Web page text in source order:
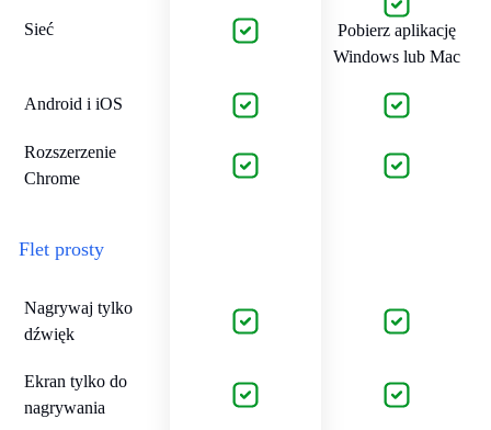
Sieć
Pobierz aplikację
Windows lub Mac
Android i iOS
Rozszerzenie
Chrome
Flet prosty
Nagrywaj tylko
dźwięk
Ekran tylko do
nagrywania